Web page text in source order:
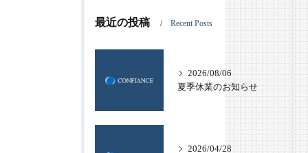
最近の投稿 Recent Posts
2026/08/06
夏季休業のお知らせ
2026/04/28